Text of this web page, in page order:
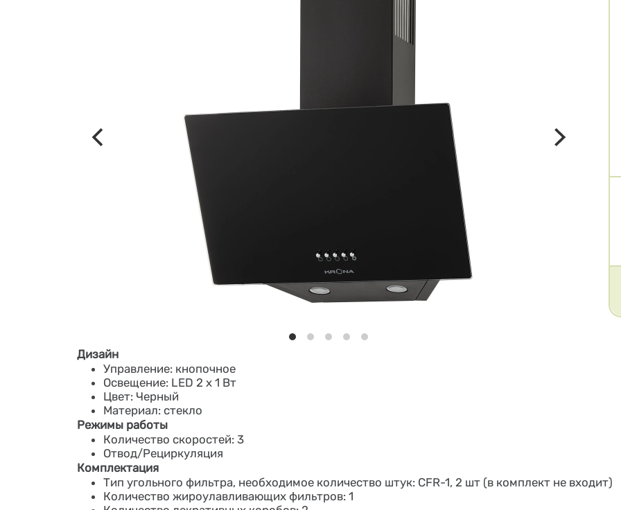
Дизайн
Управление: кнопочное
Освещение: LED 2 x 1 Вт
Цвет: Черный
Материал: стекло
Режимы работы
Количество скоростей: 3
Отвод/Рециркуляция
Комплектация
Тип угольного фильтра, необходимое количество штук: CFR-1, 2 шт (в комплект не входит)
Количество жироулавливающих фильтров: 1